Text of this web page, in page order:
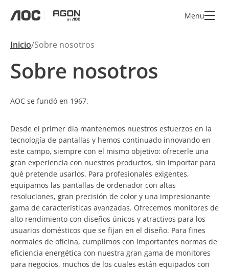
Menu
Inicio Sobre nosotros
Sobre nosotros
AOC se fundó en 1967.
Desde el primer día mantenemos nuestros esfuerzos en la
tecnología de pantallas y hemos continuado innovando en
este campo, siempre con el mismo objetivo: ofrecerle una
gran experiencia con nuestros productos, sin importar para
qué pretende usarlos. Para profesionales exigentes,
equipamos las pantallas de ordenador con altas
resoluciones, gran precisión de color y una impresionante
gama de características avanzadas. Ofrecemos monitores de
alto rendimiento con diseños únicos y atractivos para los
usuarios domésticos que se fijan en el diseño. Para fines
normales de oficina, cumplimos con importantes normas de
eficiencia energética con nuestra gran gama de monitores
para negocios, muchos de los cuales están equipados con